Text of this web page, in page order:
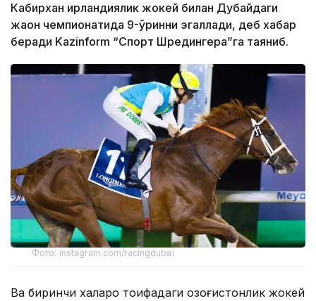
Кабирхан ирландиялик жокей билан Дубайдаги
жаҳон чемпионатида 9-ўринни эгаллади, деб хабар
беради Kazinform “Спорт Шредингера”га таяниб.
Фото: instagram.com/racingdubai
Ва биринчи халқаро тоифадаги қозоғистонлик жокей